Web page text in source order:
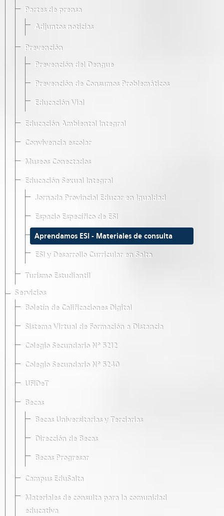
Partes de prensa
Adjuntos noticias
Prevención
Prevención del Dengue
Prevención de Consumos Problemáticos
Educación Vial
Educación Ambiental Integral
Convivencia escolar
Museos Conectados
Educación Sexual Integral
Jornada Provincial Educar en Igualdad
Espacio Específico de ESI
Aprendamos ESI - Materiales de consulta
ESI y Desarrollo Curricular en Salta
Turismo Estudiantil
Servicios
Boletín de Calificaciones Digital
Sistema Virtual de Formación a Distancia
Colegio Secundario Nº 5212
Colegio Secundario Nº 5240
UFIDeT
Becas
Becas Universitarias y Terciarias
Dirección de Becas
Becas Progresar
Campus EduSalta
Materiales de consulta para la comunidad
educativa